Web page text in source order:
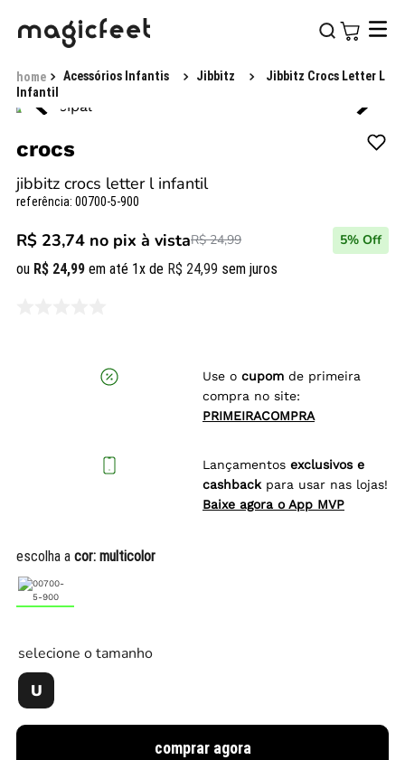
Acessórios Infantis Jibbitz
Jibbitz Crocs Letter L
Infantil
crocs
jibbitz crocs letter l infantil
referência: 00700-5-900
R$ 23,74 no pix à vistaR$ 24,99 5% Off
ou R$ 24,99 em até 1x de R$ 24,99 sem juros
Use o cupom de primeira
compra no site:
PRIMEIRACOMPRA
Lançamentos exclusivos e
cashback para usar nas lojas!
Baixe agora o App MVP
escolha a cor: multicolor
selecione o tamanho
U
comprar agora